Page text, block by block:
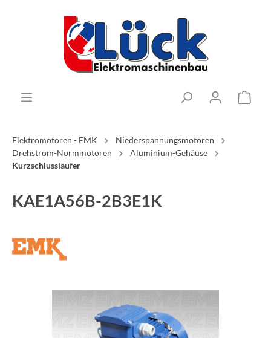
Elektromotoren - EMK
Niederspannungsmotoren
Drehstrom-Normmotoren
Aluminium-Gehäuse
Kurzschlussläufer
KAE1A56B-2B3E1K